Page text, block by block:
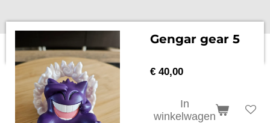
Gengar gear 5
€ 40,00
In
winkelwagen